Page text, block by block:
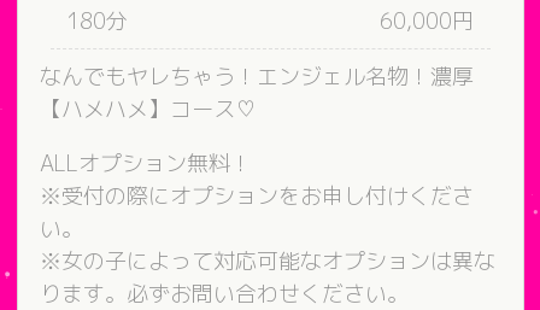
180分
60,000円
なんでもヤレちゃう！エンジェル名物！濃厚
【ハメハメ】コース♡
ALLオプション無料！
※受付の際にオプションをお申し付けくださ
い。
※女の子によって対応可能なオプションは異な
ります。必ずお問い合わせください。